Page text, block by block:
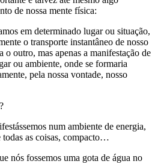
de nossa mente física:
em determinado lugar ou situação,
o transporte instantâneo de nosso
o outro, mas apenas a manifestação de
ou ambiente, onde se formaria
pela nossa vontade, nosso
num ambiente de energia,
as coisas, compacto…
nós fossemos uma gota de água no